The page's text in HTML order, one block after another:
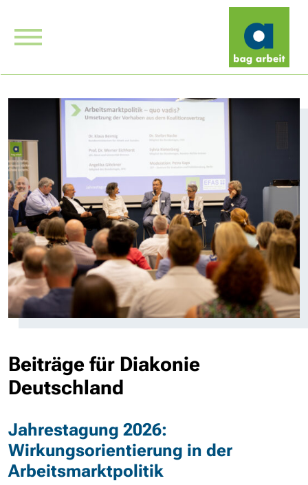
Beiträge für Diakonie
Deutschland
Jahrestagung 2026:
Wirkungsorientierung in der
Arbeitsmarktpolitik